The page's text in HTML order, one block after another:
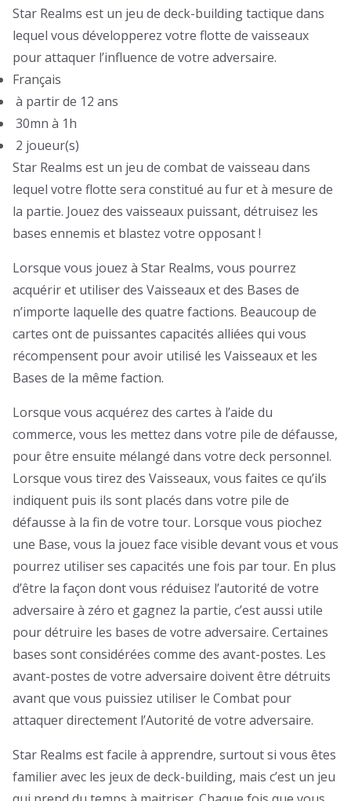
Star Realms est un jeu de deck-building tactique dans
lequel vous développerez votre flotte de vaisseaux
pour attaquer l’influence de votre adversaire.
Français
à partir de 12 ans
30mn à 1h
2 joueur(s)
Star Realms est un jeu de combat de vaisseau dans
lequel votre flotte sera constitué au fur et à mesure de
la partie. Jouez des vaisseaux puissant, détruisez les
bases ennemis et blastez votre opposant !
Lorsque vous jouez à Star Realms, vous pourrez
acquérir et utiliser des Vaisseaux et des Bases de
n’importe laquelle des quatre factions. Beaucoup de
cartes ont de puissantes capacités alliées qui vous
récompensent pour avoir utilisé les Vaisseaux et les
Bases de la même faction.
Lorsque vous acquérez des cartes à l’aide du
commerce, vous les mettez dans votre pile de défausse,
pour être ensuite mélangé dans votre deck personnel.
Lorsque vous tirez des Vaisseaux, vous faites ce qu’ils
indiquent puis ils sont placés dans votre pile de
défausse à la fin de votre tour. Lorsque vous piochez
une Base, vous la jouez face visible devant vous et vous
pourrez utiliser ses capacités une fois par tour. En plus
d’être la façon dont vous réduisez l’autorité de votre
adversaire à zéro et gagnez la partie, c’est aussi utile
pour détruire les bases de votre adversaire. Certaines
bases sont considérées comme des avant-postes. Les
avant-postes de votre adversaire doivent être détruits
avant que vous puissiez utiliser le Combat pour
attaquer directement l’Autorité de votre adversaire.
Star Realms est facile à apprendre, surtout si vous êtes
familier avec les jeux de deck-building, mais c’est un jeu